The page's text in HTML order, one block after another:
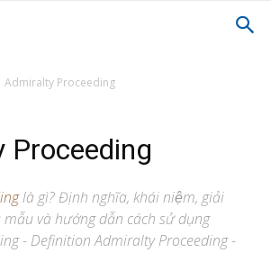
Admiralty Proceeding
Proceeding
là gì? Định nghĩa, khái niệm, giải
mẫu và hướng dẫn cách sử dụng
- Definition Admiralty Proceeding -